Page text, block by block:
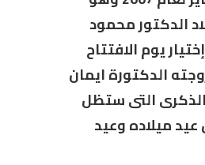
الدكتور محمود
يوم الافتتاح
الدكتورة ايمان
التى ستظل
عيد ميلاده وعيد